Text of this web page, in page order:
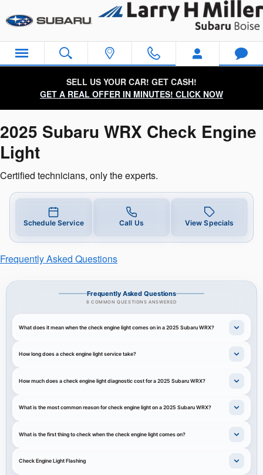
2025 Subaru WRX Check
SELL US YOUR CAR! GET CASH!
GET A REAL OFFER IN MINUTES! CLICK NOW
2025 Subaru WRX Check Engine
Light
Certified technicians, only the experts.
Schedule Service Call Us View Specials
Frequently Asked Questions
Frequently Asked Questions
8 COMMON QUESTIONS ANSWERED
What does it mean when the check engine light comes on in a 2025 Subaru WRX?
How long does a check engine light service take?
How much does a check engine light diagnostic cost for a 2025 Subaru WRX?
What is the most common reason for check engine light on a 2025 Subaru WRX?
What is the first thing to check when the check engine light comes on?
Check Engine Light Flashing